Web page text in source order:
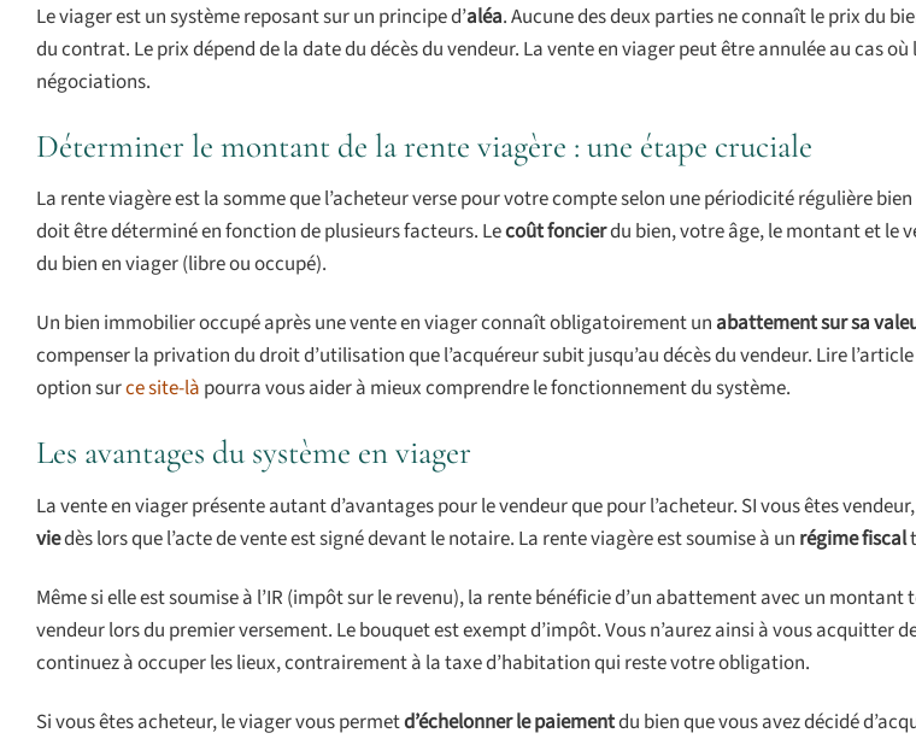
Le viager est un système reposant sur un principe d’aléa. Aucune des deux parties ne connaît le prix du
du contrat. Le prix dépend de la date du décès du vendeur. La vente en viager peut être annulée au cas où
négociations.
Déterminer le montant de la rente viagère : une étape cruciale
La rente viagère est la somme que l’acheteur verse pour votre compte selon une périodicité régulière
doit être déterminé en fonction de plusieurs facteurs. Lecoût foncierdu bien, votre âge, le montant et le
du bien en viager (libre ou occupé).
Un bien immobilier occupé après une vente en viager connaît obligatoirement un abattement sur sa
compenser la privation du droit d’utilisation que l’acquéreur subit jusqu’au décès du vendeur. Lire
option surce site-là pourra vous aider à mieux comprendre le fonctionnement du système.
Les avantages du système en viager
La vente en viager présente autant d’avantages pour le vendeur que pour l’acheteur. SI vous êtes
viedès lors que l’acte de vente est signé devant le notaire. La rente viagère est soumise à un régime fiscal
Même si elle est soumise à l’IR (impôt sur le revenu), la rente bénéficie d’un abattement avec un montant
vendeur lors du premier versement. Le bouquet est exempt d’impôt. Vous n’aurez ainsi à vous acquitter
continuez à occuper les lieux, contrairement à la taxe d’habitation qui reste votre obligation.
Si vous êtes acheteur, le viager vous permetd’échelonner le paiementdu bien que vous avez décidé